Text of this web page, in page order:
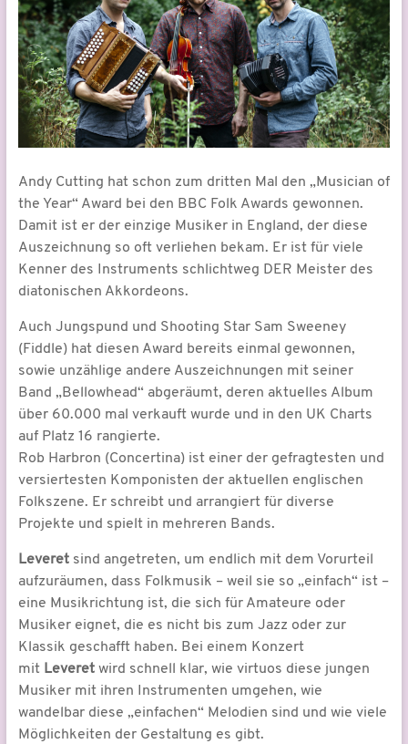
Andy Cutting hat schon zum dritten Mal den „Musician of
the Year“ Award bei den BBC Folk Awards gewonnen.
Damit ist er der einzige Musiker in England, der diese
Auszeichnung so oft verliehen bekam. Er ist für viele
Kenner des Instruments schlichtweg DER Meister des
diatonischen Akkordeons.
Auch Jungspund und Shooting Star Sam Sweeney
(Fiddle) hat diesen Award bereits einmal gewonnen,
sowie unzählige andere Auszeichnungen mit seiner
Band „Bellowhead“ abgeräumt, deren aktuelles Album
über 60.000 mal verkauft wurde und in den UK Charts
auf Platz 16 rangierte.
Rob Harbron (Concertina) ist einer der gefragtesten und
versiertesten Komponisten der aktuellen englischen
Folkszene. Er schreibt und arrangiert für diverse
Projekte und spielt in mehreren Bands.
Leveretsind angetreten, um endlich mit dem Vorurteil
aufzuräumen, dass Folkmusik – weil sie so „einfach“ ist –
eine Musikrichtung ist, die sich für Amateure oder
Musiker eignet, die es nicht bis zum Jazz oder zur
Klassik geschafft haben. Bei einem Konzert
mit Leveretwird schnell klar, wie virtuos diese jungen
Musiker mit ihren Instrumenten umgehen, wie
wandelbar diese „einfachen“ Melodien sind und wie viele
Möglichkeiten der Gestaltung es gibt.